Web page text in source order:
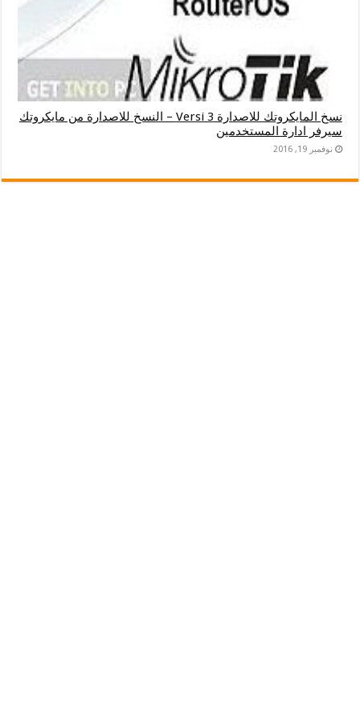
نسخ المايكروتك للاصدارة Versi 3 – النسخ للاصدارة من مايكروتك
سيرفر ادارة المستخدمين
نوفمبر 19, 2016